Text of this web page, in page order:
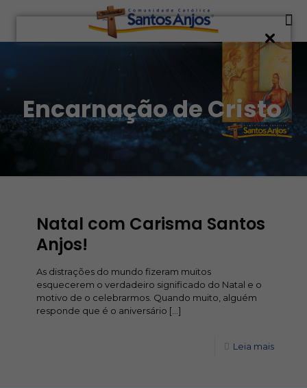
Encarnação de Cristo
Natal com Carisma Santos
Anjos!
As distrações do mundo fizeram muitos
esquecerem o verdadeiro significado do Natal e o
motivo de o celebrarmos. Quando muito, alguém
responde que é o aniversário […]
Leia mais